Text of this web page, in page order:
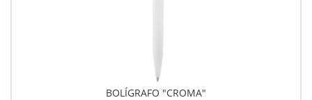
BOLÍGRAFO "CROMA"